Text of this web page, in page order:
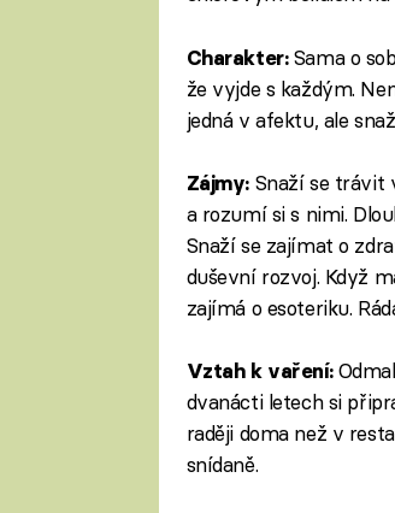
Charakter:Sama o
že vyjde s každým.
jedná v afektu, ale
Zájmy:Snaží se trávit
a rozumí si s nimi.
Snaží se zajímat o
duševní rozvoj. Když
zajímá o esoteriku.
Vztah k vaření:
dvanácti letech si
raději doma než v
snídaně.